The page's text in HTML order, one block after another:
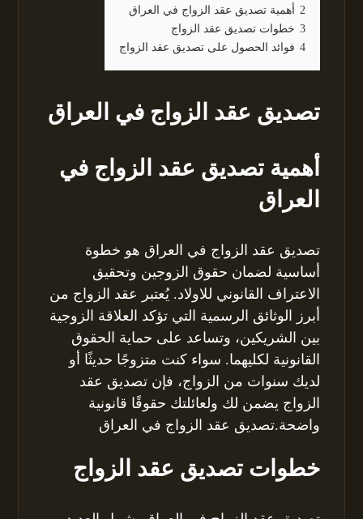
2 أهمية تصديق عقد الزواج في العراق
3 خطوات تصديق عقد الزواج
4 فوائد الحصول على تصديق عقد الزواج
تصديق عقد الزواج في العراق
أهمية تصديق عقد الزواج في
العراق
تصديق عقد الزواج في العراق هو خطوة
أساسية لضمان حقوق الزوجين وتحقيق
الاعتراف القانوني للاولاد. يُعتبر عقد الزواج من
أبرز الوثائق الرسمية التي تؤكد العلاقة الزوجية
بين الشريكين، وتساعد على حماية الحقوق
القانونية لكليهما. سواء كنت متزوجًا حديثًا أو
لديك سنوات من الزواج، فإن تصديق عقد
الزواج يضمن لك ولعائلتك حقوقًا قانونية
واضحة.تصديق عقد الزواج في العراق
خطوات تصديق عقد الزواج